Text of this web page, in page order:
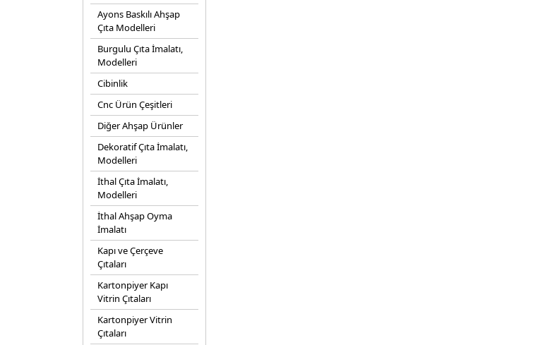
Ayons Baskılı Ahşap
Çıta Modelleri
Burgulu Çıta İmalatı,
Modelleri
Cibinlik
Cnc Ürün Çeşitleri
Diğer Ahşap Ürünler
Dekoratif Çıta İmalatı,
Modelleri
İthal Çıta İmalatı,
Modelleri
İthal Ahşap Oyma
İmalatı
Kapı ve Çerçeve
Çıtaları
Kartonpiyer Kapı
Vitrin Çıtaları
Kartonpiyer Vitrin
Çıtaları